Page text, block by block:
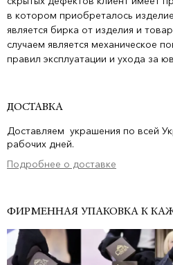
в котором приобреталось
является бирка от изделия и
случаем является механическое
правил эксплуатации и ухода за
ДОСТАВКА
Доставляем украшения по всей
рабочих дней.
Подробнее о доставке
ФИРМЕННАЯ УПАКОВКА К